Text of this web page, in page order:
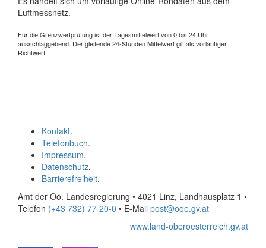
Luftmessnetz.
Für die Grenzwertprüfung ist der Tagesmittelwert von 0 bis 24 Uhr
ausschlaggebend. Der gleitende 24-Stunden Mittelwert gilt als vorläufiger
Richtwert.
Kontakt.
Telefonbuch.
Impressum.
Datenschutz.
Barrierefreiheit.
Amt der Oö. Landesregierung • 4021 Linz, Landhausplatz 1 •
Telefon (+43 732) 77 20-0 • E-Mail post@ooe.gv.at
www.land-oberoesterreich.gv.at